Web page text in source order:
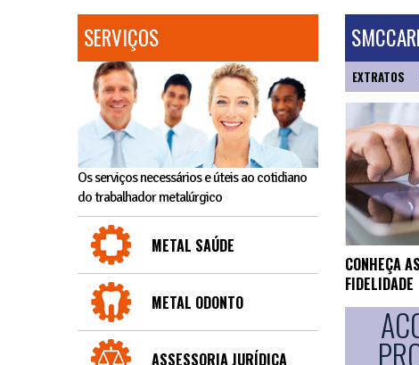
SERVIÇOS
Os serviços necessários e úteis ao cotidiano
do trabalhador metalúrgico
METAL SAÚDE
METAL ODONTO
ASSESSORIA JURÍDICA
EXTRATOS
CONHEÇA
FIDELIDADE